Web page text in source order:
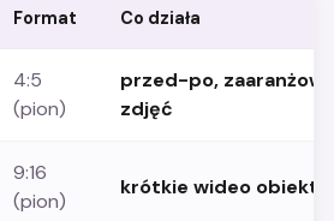
Format Co działa
4:5
(pion)
przed-po,
zdjęć
9:16
(pion)
krótkie wideo